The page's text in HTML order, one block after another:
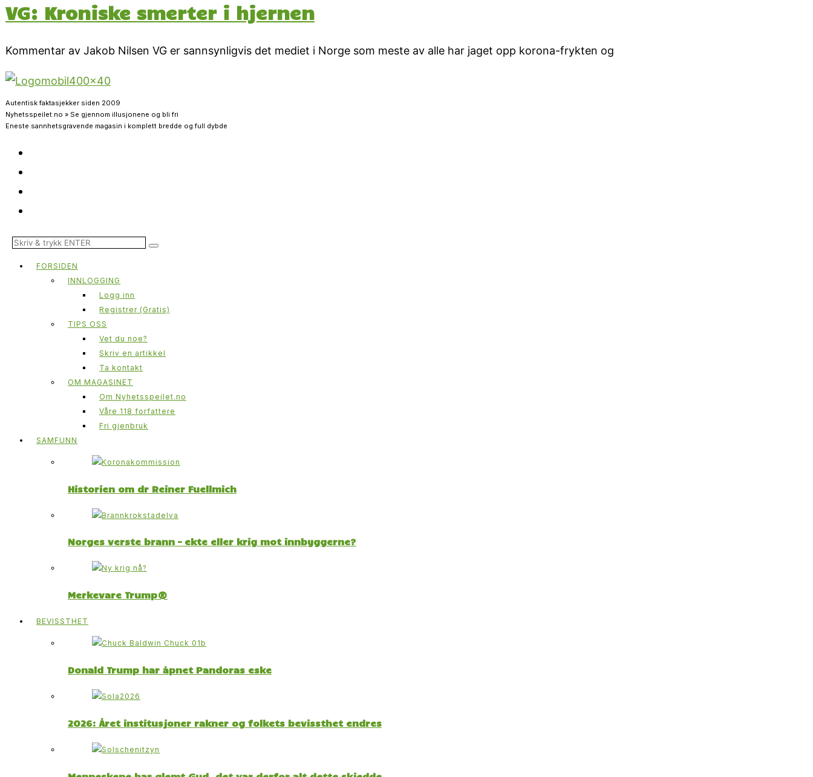
VG: Kroniske smerter i hjernen
Kommentar av Jakob Nilsen VG er sannsynligvis det mediet i Norge som meste av alle har jaget opp korona-frykten og
Autentisk faktasjekker siden 2009
Nyhetsspeilet.no » Se gjennom illusjonene og bli fri
Eneste sannhetsgravende magasin i komplett bredde og full dybde
FORSIDEN
INNLOGGING
Logg inn
Registrer (Gratis)
TIPS OSS
Vet du noe?
Skriv en artikkel
Ta kontakt
OM MAGASINET
Om Nyhetsspeilet.no
Våre 118 forfattere
Fri gjenbruk
SAMFUNN
Historien om dr Reiner Fuellmich
Norges verste brann – ekte eller krig mot innbyggerne?
Merkevare Trump®
BEVISSTHET
Donald Trump har åpnet Pandoras eske
2026: Året institusjoner rakner og folkets bevissthet endres